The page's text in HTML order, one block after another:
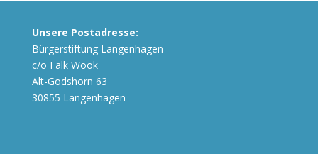
Unsere Postadresse:
Bürgerstiftung Langenhagen
c/o Falk Wook
Alt-Godshorn 63
30855 Langenhagen